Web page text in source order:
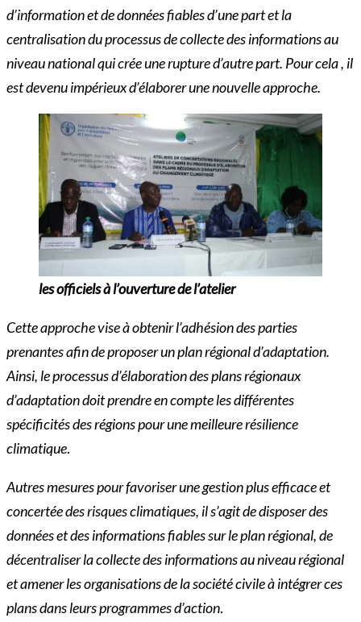
d’information et de données fiables d’une part et la
centralisation du processus de collecte des informations au
niveau national qui crée une rupture d’autre part. Pour cela , il
est devenu impérieux d’élaborer une nouvelle approche.
les officielsà l’ouverture de l’atelier
Cette approche vise à obtenir l’adhésion des parties
prenantes afin de proposer un plan régional d’adaptation.
Ainsi, le processus d’élaboration des plans régionaux
d’adaptation doit prendre en compte les différentes
spécificités des régions pour une meilleure résilience
climatique.
Autres mesures pour favoriser une gestion plus efficace et
concertée des risques climatiques, il s’agit de disposer des
données et des informations fiables sur le plan régional, de
décentraliser la collecte des informations au niveau régional
et amener les organisations de la société civile à intégrer ces
plans dans leurs programmes d’action.